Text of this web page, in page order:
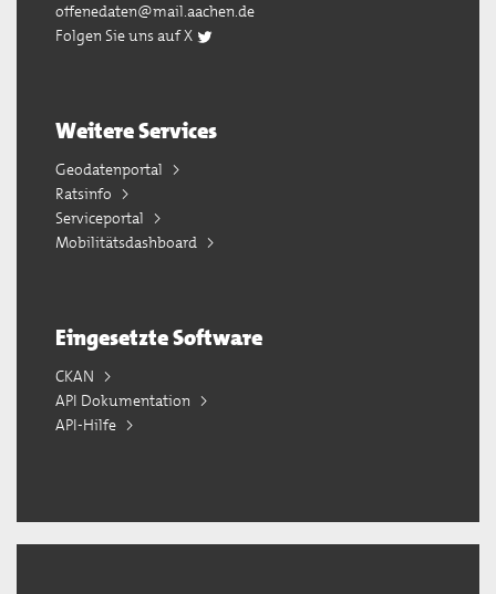
offenedaten@mail.aachen.de
Folgen Sie uns auf X
Weitere Services
Geodatenportal
Ratsinfo
Serviceportal
Mobilitätsdashboard
Eingesetzte Software
CKAN
API Dokumentation
API-Hilfe